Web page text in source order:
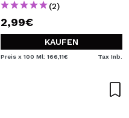
(2)
2,99€
KAUFEN
Preis x 100 Ml: 166,11€ Tax Inb.